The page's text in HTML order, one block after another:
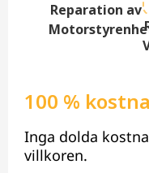
Reparation av
100 %
Inga dolda
villkoren.